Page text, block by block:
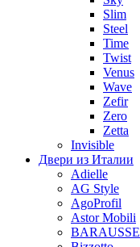
Slim
Steel
Time
Twist
Venus
Wave
Zefir
Zero
Zetta
Invisible
Двери из Италии
Adielle
AG Style
AgoProfil
Astor Mobili
BARAUSSE